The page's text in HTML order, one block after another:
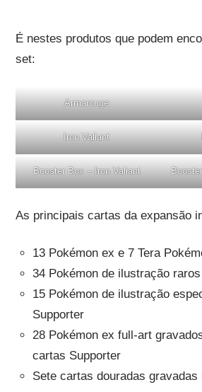
É nestes produtos que podem
set:
Armarouge
Iron Valiant
Booster Box – Iron Valiant
As principais cartas da expansão
13 Pokémon ex e 7 Tera
34 Pokémon de ilustração raros
15 Pokémon de ilustração
Supporter
28 Pokémon ex full-art
cartas Supporter
Sete cartas douradas gravadas